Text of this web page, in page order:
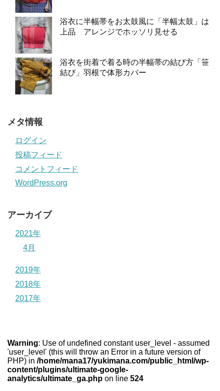
浴衣に半幅帯をお太鼓風に「半幅太鼓」は
上品 アレンジでホッソリ見せる
浴衣を街着で着る時の半幅帯の結び方「笹
結び」羽根で体形カバー
メタ情報
ログイン
投稿フィード
コメントフィード
WordPress.org
アーカイブ
2021年
4月
2019年
2018年
2017年
Warning: Use of undefined constant user_level - assumed
'user_level' (this will throw an Error in a future version of
PHP) in /home/mana17/yukimana.com/public_html/wp-
content/plugins/ultimate-google-
analytics/ultimate_ga.php on line 524